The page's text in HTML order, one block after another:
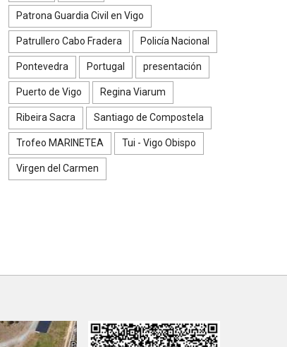
Patrona Guardia Civil en Vigo
Patrullero Cabo Fradera Policía Nacional
Pontevedra Portugal presentación
Puerto de Vigo Regina Viarum
Ribeira Sacra Santiago de Compostela
Trofeo MARINETEA Tui - Vigo Obispo
Virgen del Carmen